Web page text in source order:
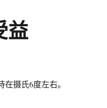
益
摄氏6度左右。